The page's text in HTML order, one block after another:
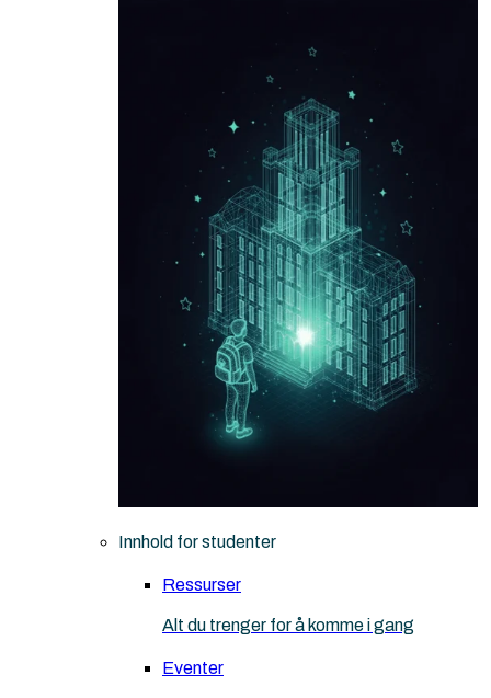
Innhold for studenter
Ressurser
Alt du trenger for å komme i gang
Eventer